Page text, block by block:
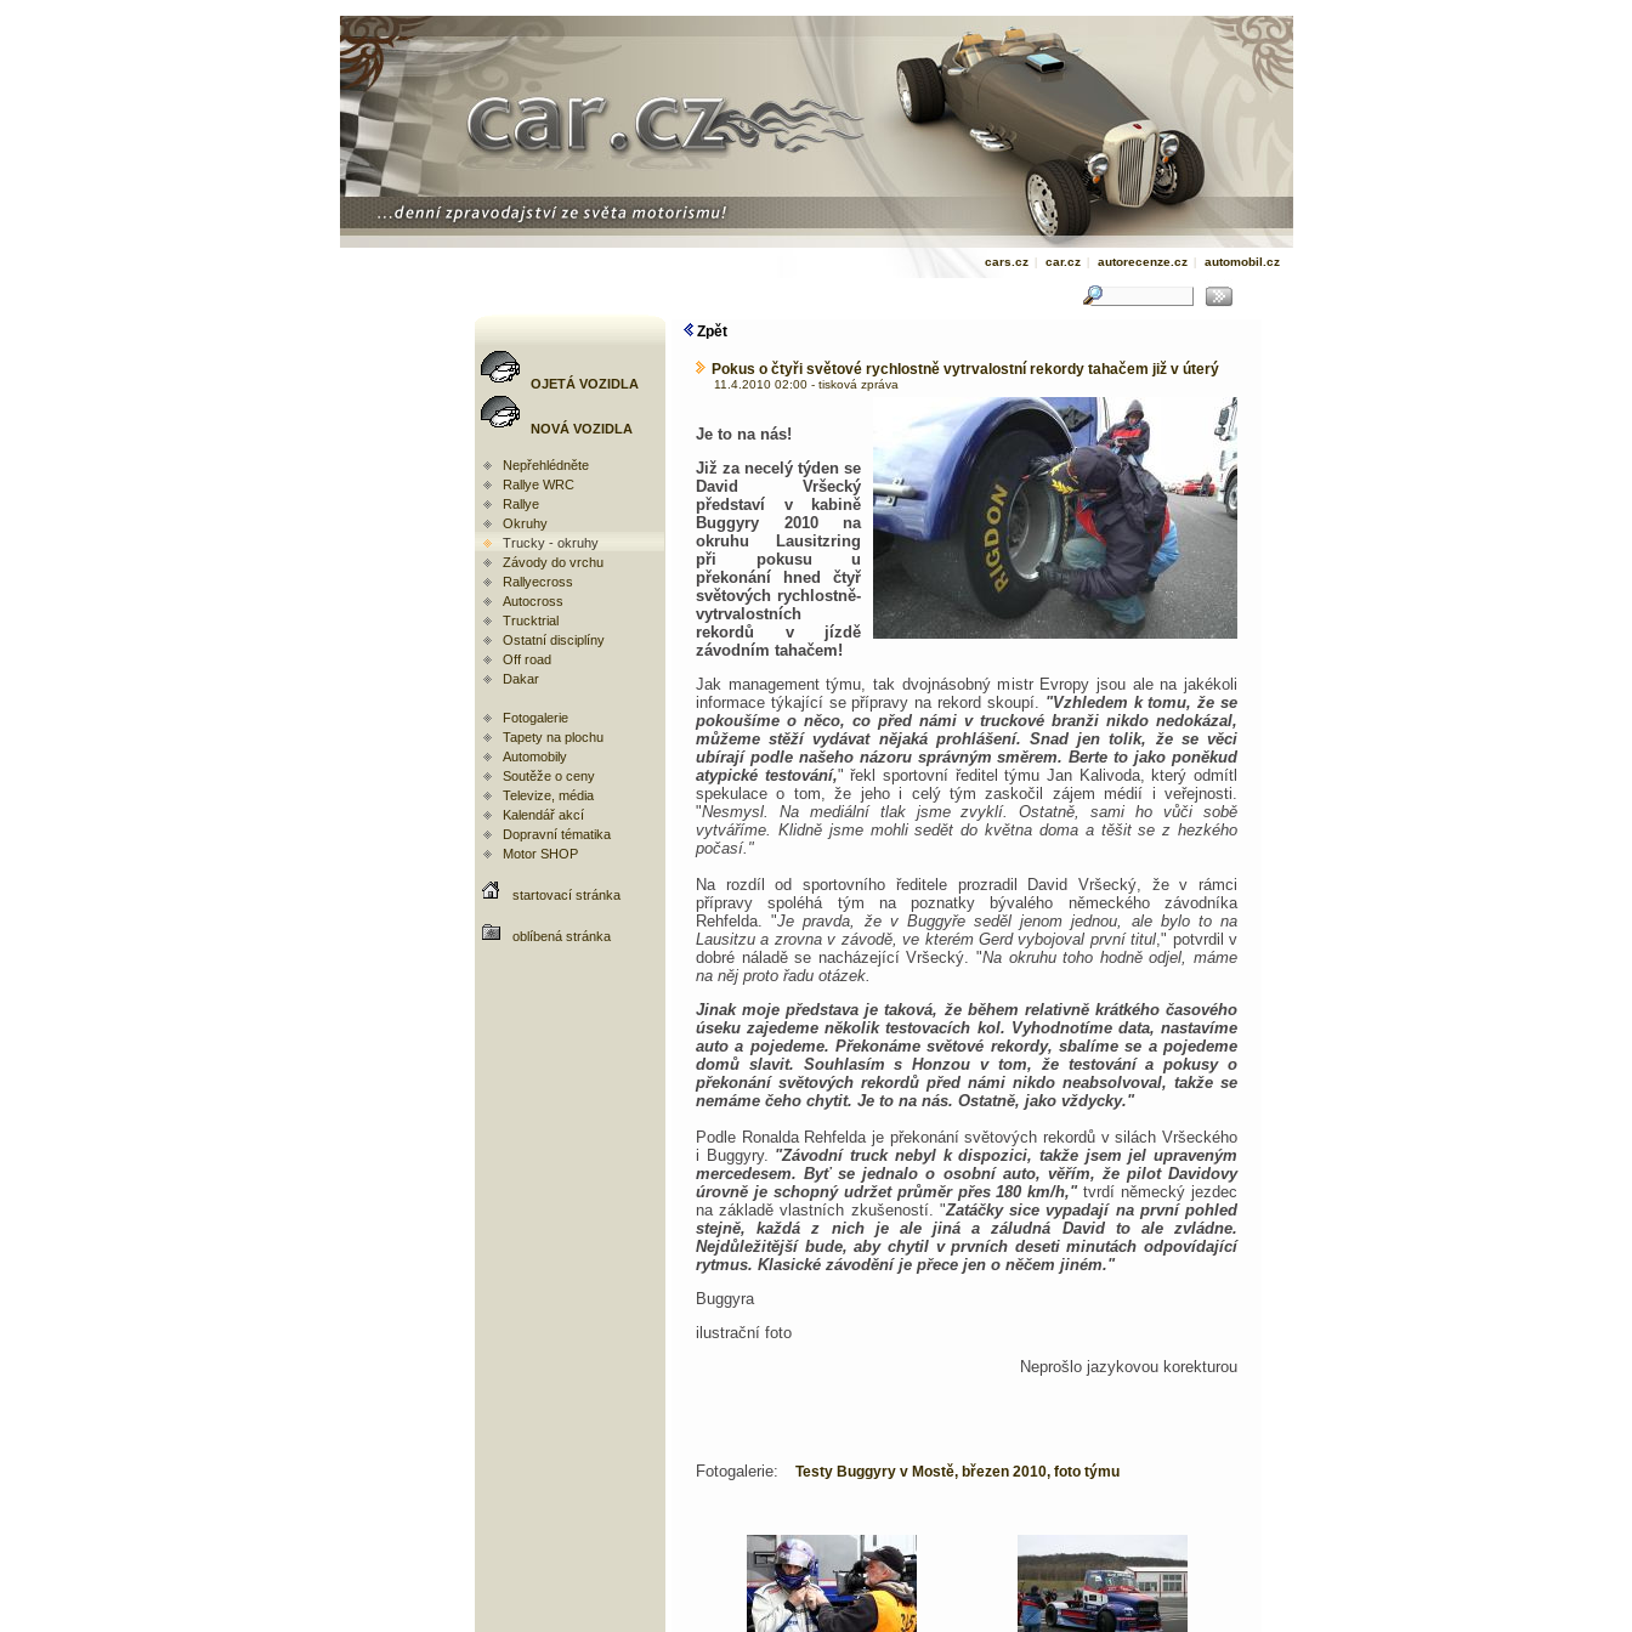
cars.cz | car.cz | autorecenze.cz | automobil.cz
OJETÁ VOZIDLA
NOVÁ VOZIDLA
Nepřehlédněte
Rallye WRC
Rallye
Okruhy
Trucky - okruhy
Závody do vrchu
Rallyecross
Autocross
Trucktrial
Ostatní disciplíny
Off road
Dakar
Fotogalerie
Tapety na plochu
Automobily
Soutěže o ceny
Televize, média
Kalendář akcí
Dopravní tématika
Motor SHOP
startovací stránka
oblíbená stránka
Zpět
Pokus o čtyři světové rychlostně vytrvalostní rekordy tahačem již v úterý
11.4.2010 02:00 - tisková zpráva
Je to na nás!
Již za necelý týden se
David Vršecký
představí v kabině
Buggyry 2010 na
okruhu Lausitzring
při pokusu u
překonání hned čtyř
světových rychlostně-
vytrvalostních
rekordů v jízdě
závodním tahačem!
Jak management týmu, tak dvojnásobný mistr Evropy jsou ale na jakékoli
informace týkající se přípravy na rekord skoupí. "Vzhledem k tomu, že se
pokoušíme o něco, co před námi v truckové branži nikdo nedokázal,
můžeme stěží vydávat nějaká prohlášení. Snad jen tolik, že se věci
ubírají podle našeho názoru správným směrem. Berte to jako poněkud
atypické testování," řekl sportovní ředitel týmu Jan Kalivoda, který odmítl
spekulace o tom, že jeho i celý tým zaskočil zájem médií i veřejnosti.
"Nesmysl. Na mediální tlak jsme zvyklí. Ostatně, sami ho vůči sobě
vytváříme. Klidně jsme mohli sedět do května doma a těšit se z hezkého
počasí."
Na rozdíl od sportovního ředitele prozradil David Vršecký, že v rámci
přípravy spoléhá tým na poznatky bývalého německého závodníka
Rehfelda. "Je pravda, že v Buggyře seděl jenom jednou, ale bylo to na
Lausitzu a zrovna v závodě, ve kterém Gerd vybojoval první titul," potvrdil v
dobré náladě se nacházející Vršecký. "Na okruhu toho hodně odjel, máme
na něj proto řadu otázek.
Jinak moje představa je taková, že během relativně krátkého časového
úseku zajedeme několik testovacích kol. Vyhodnotíme data, nastavíme
auto a pojedeme. Překonáme světové rekordy, sbalíme se a pojedeme
domů slavit. Souhlasím s Honzou v tom, že testování a pokusy o
překonání světových rekordů před námi nikdo neabsolvoval, takže se
nemáme čeho chytit. Je to na nás. Ostatně, jako vždycky."
Podle Ronalda Rehfelda je překonání světových rekordů v silách Vršeckého
i Buggyry. "Závodní truck nebyl k dispozici, takže jsem jel upraveným
mercedesem. Byť se jednalo o osobní auto, věřím, že pilot Davidovy
úrovně je schopný udržet průměr přes 180 km/h,"tvrdí německý jezdec
na základě vlastních zkušeností. "Zatáčky sice vypadají na první pohled
stejně, každá z nich je ale jiná a záludná David to ale zvládne.
Nejdůležitější bude, aby chytil v prvních deseti minutách odpovídající
rytmus. Klasické závodění je přece jen o něčem jiném."
Buggyra
ilustrační foto
Neprošlo jazykovou korekturou
Fotogalerie: Testy Buggyry v Mostě, březen 2010, foto týmu